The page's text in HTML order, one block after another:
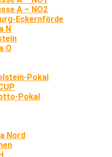
A – NO2
Eckernförde
N
O
Pokal
Pokal
Nord